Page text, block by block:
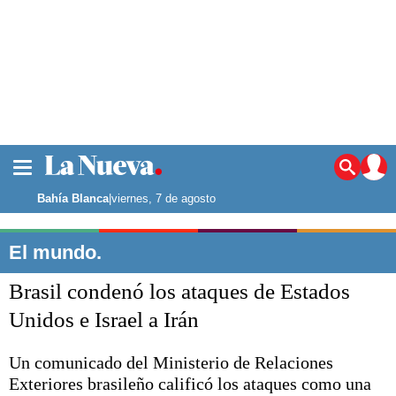
Noticias
La ciudad
Punta Alta
El mundo
Seguridad
Deportes
Escenario Olímpico
Liga del Sur
Bahía Blanca|viernes, 7 de agosto
El mundo.
Brasil condenó los ataques de Estados
Unidos e Israel a Irán
Un comunicado del Ministerio de Relaciones
Exteriores brasileño calificó los ataques como una